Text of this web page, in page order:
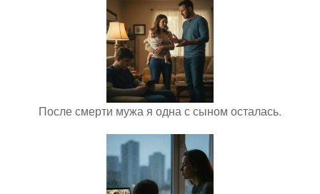
После смерти мужа я одна с сыном осталась.